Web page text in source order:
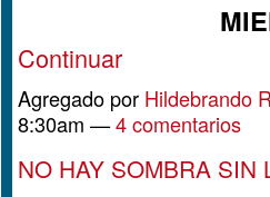
Continuar
Agregado por Hildebrando
8:30am —4 comentarios
NO HAY SOMBRA SIN